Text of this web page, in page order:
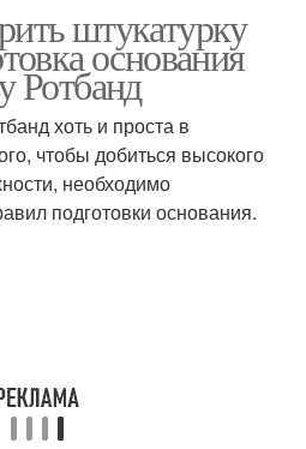
штукатурку
основания
Ротбанд
хоть и проста в
чтобы добиться высокого
необходимо
подготовки основания.